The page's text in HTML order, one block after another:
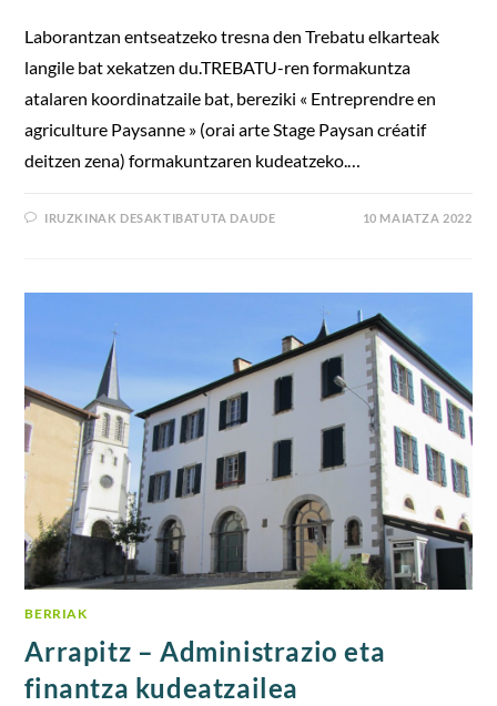
Laborantzan entseatzeko tresna den Trebatu elkarteak
langile bat xekatzen du.TREBATU-ren formakuntza
atalaren koordinatzaile bat, bereziki « Entreprendre en
agriculture Paysanne » (orai arte Stage Paysan créatif
deitzen zena) formakuntzaren kudeatzeko.…
IRUZKINAK DESAKTIBATUTA DAUDE 10 MAIATZA 2022
BERRIAK
Arrapitz – Administrazio eta
finantza kudeatzailea